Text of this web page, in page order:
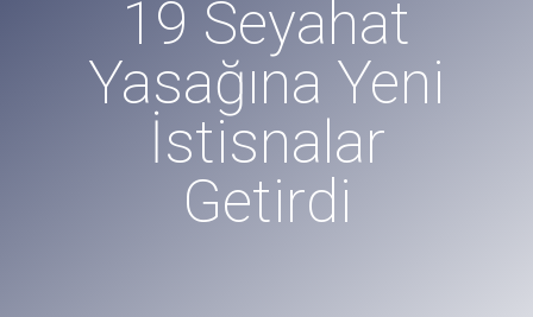
19 Seyahat
Yasağına Yeni
İstisnalar
Getirdi